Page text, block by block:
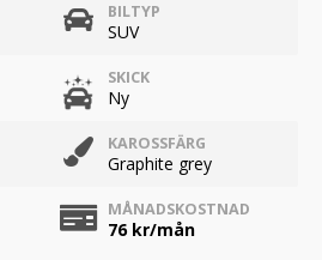
BILTYP
SUV
SKICK
Ny
KAROSSFÄRG
Graphite grey
MÅNADSKOSTNAD
76kr/mån